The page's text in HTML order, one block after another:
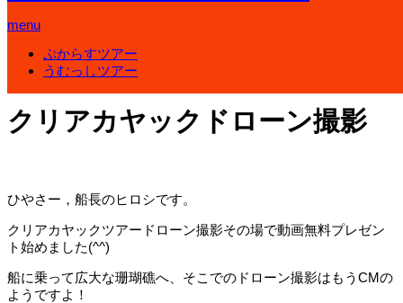
menu
ぷからすツアー
うむっしツアー
宮古島のこと
2023.04.26
クリアカヤックドローン撮影
ひやさー，船長のヒロシです。
クリアカヤックツアードローン撮影その場で動画無料プレゼン
ト始めました(^^)
船に乗って広大な珊瑚礁へ、そこでのドローン撮影はもうCMの
ようですよ！